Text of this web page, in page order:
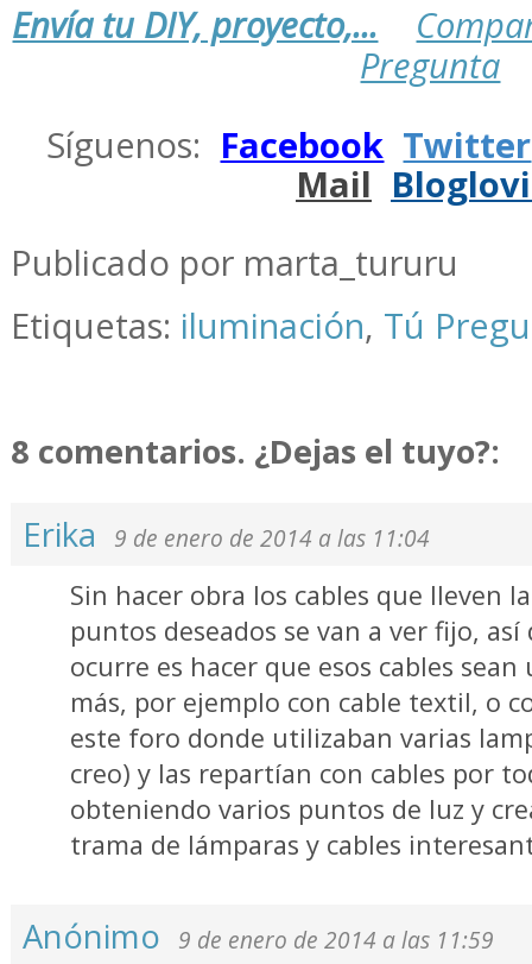
Envía tu DIY, proyecto,...
Pregunta
Síguenos: Facebook Twitter
Mail
Publicado por marta_tururu
Etiquetas: iluminación, Tú
8 comentarios. ¿Dejas el tuyo?:
Erika
9 de enero de 2014 a las 11:04
Sin hacer obra los cables que lleven
puntos deseados se van a ver fijo,
ocurre es hacer que esos cables
más, por ejemplo con cable textil, o
este foro donde utilizaban varias
creo) y las repartían con cables por
obteniendo varios puntos de luz y
trama de lámparas y cables
Anónimo 9 de enero de 2014 a las 11:59